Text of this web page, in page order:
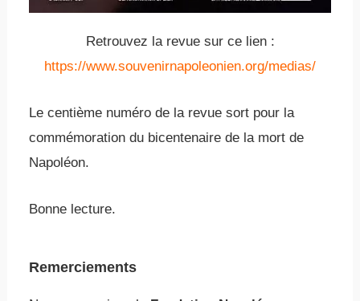
Retrouvez la revue sur ce lien :
https://www.souvenirnapoleonien.org/medias/
Le centième numéro de la revue sort pour la
commémoration du bicentenaire de la mort de
Napoléon.
Bonne lecture.
Remerciements